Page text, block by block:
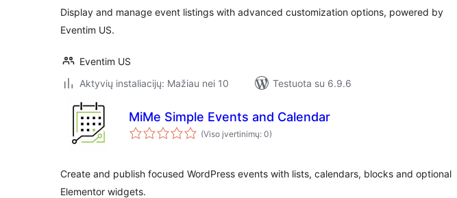
Display and manage event listings with advanced customization options, powered by
Eventim US.
Eventim US
Aktyvių instaliacijų: Mažiau nei 10
Testuota su 6.9.6
MiMe Simple Events and Calendar
(Viso įvertinimų: 0)
Create and publish focused WordPress events with lists, calendars, blocks and optional
Elementor widgets.